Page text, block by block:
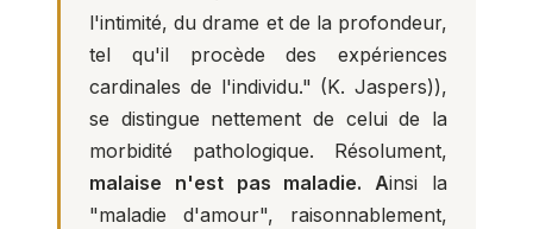
l'intimité, du drame et de la profondeur,
tel qu'il procède des expériences
cardinales de l'individu." (K. Jaspers)),
se distingue nettement de celui de la
morbidité pathologique. Résolument,
malaise n'est pas maladie. Ainsi la
"maladie d'amour", raisonnablement,